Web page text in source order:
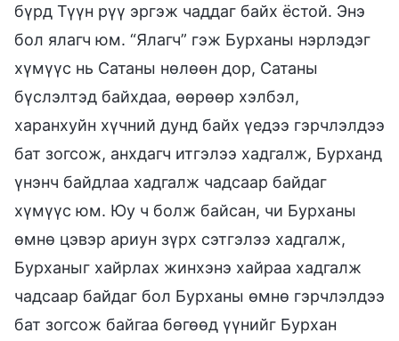
бүрд Түүн рүү эргэж чаддаг байх ёстой. Энэ
бол ялагч юм. “Ялагч” гэж Бурханы нэрлэдэг
хүмүүс нь Сатаны нөлөөн дор, Сатаны
бүслэлтэд байхдаа, өөрөөр хэлбэл,
харанхуйн хүчний дунд байх үедээ гэрчлэлдээ
бат зогсож, анхдагч итгэлээ хадгалж, Бурханд
үнэнч байдлаа хадгалж чадсаар байдаг
хүмүүс юм. Юу ч болж байсан, чи Бурханы
өмнө цэвэр ариун зүрх сэтгэлээ хадгалж,
Бурханыг хайрлах жинхэнэ хайраа хадгалж
чадсаар байдаг бол Бурханы өмнө гэрчлэлдээ
бат зогсож байгаа бөгөөд үүнийг Бурхан